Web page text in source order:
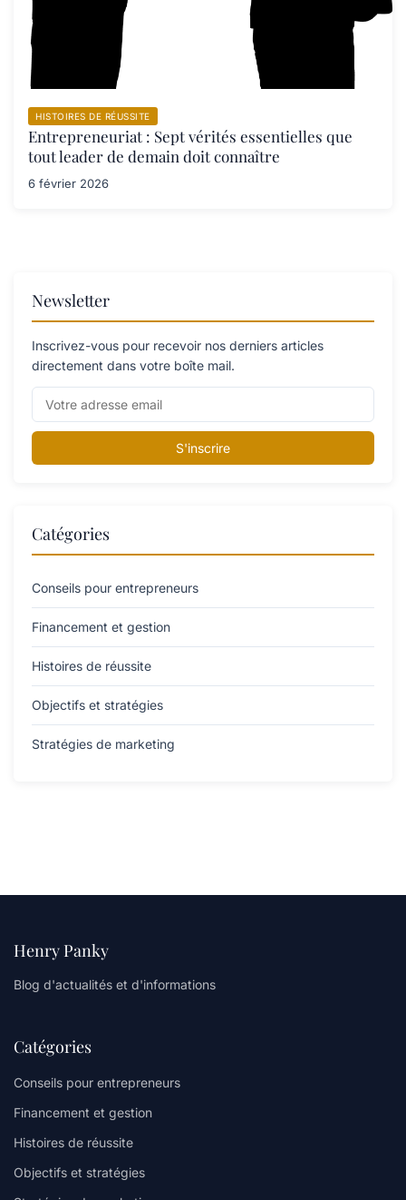
HISTOIRES DE RÉUSSITE
Entrepreneuriat : Sept vérités essentielles que
tout leader de demain doit connaître
6 février 2026
Newsletter
Inscrivez-vous pour recevoir nos derniers articles
directement dans votre boîte mail.
S'inscrire
Catégories
Conseils pour entrepreneurs
Financement et gestion
Histoires de réussite
Objectifs et stratégies
Stratégies de marketing
Henry Panky
Blog d'actualités et d'informations
Catégories
Conseils pour entrepreneurs
Financement et gestion
Histoires de réussite
Objectifs et stratégies